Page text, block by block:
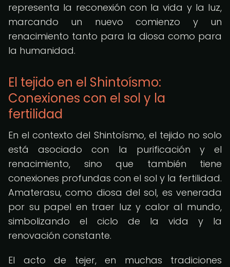
representa la reconexión con la vida y la luz,
marcando un nuevo comienzo y un
renacimiento tanto para la diosa como para
la humanidad.
El tejido en el Shintoísmo:
Conexiones con el sol y la
fertilidad
En el contexto del Shintoísmo, el tejido no solo
está asociado con la purificación y el
renacimiento, sino que también tiene
conexiones profundas con el sol y la fertilidad.
Amaterasu, como diosa del sol, es venerada
por su papel en traer luz y calor al mundo,
simbolizando el ciclo de la vida y la
renovación constante.
El acto de tejer, en muchas tradiciones